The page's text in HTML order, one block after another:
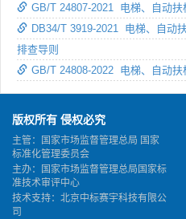
GB/T 24807-2021 电梯、自动
DB34/T 3919-2021 电梯、自动
排查导则
GB/T 24808-2022 电梯、自动
版权所有 侵权必究
主管：国家市场监督管理总局 国家
标准化管理委员会
主办：国家市场监督管理总局国家标
准技术审评中心
技术支持：北京中标赛宇科技有限公
司